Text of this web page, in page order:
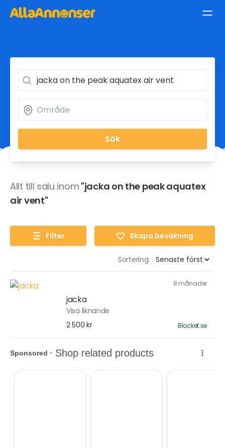
Sök
Allt till salu inom "jacka on the peak aquatex
air vent"
Filter Skapa bevakning
Sortering:
8 månader
jacka
Visa liknande
2 500 kr
Blocket.se